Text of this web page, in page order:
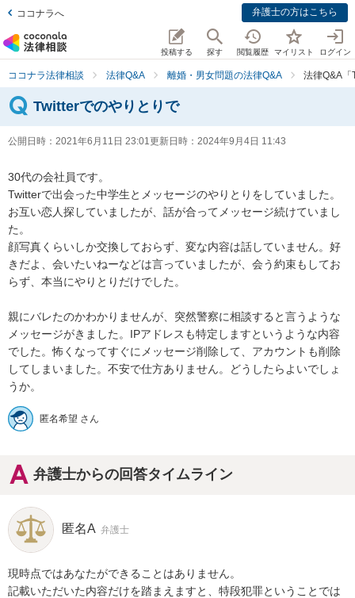
ココナラへ 弁護士の方はこちら
投稿する 探す 閲覧履歴 マイリスト ログイン
ココナラ法律相談 法律Q&A 離婚・男女問題の法律Q&A 法律Q&A「
Twitterでのやりとりで
公開日時： 2021年6月11日 23:01更新日時： 2024年9月4日 11:43
30代の会社員です。
Twitterで出会った中学生とメッセージのやりとりをしていました。
お互い恋人探していましたが、話が合ってメッセージ続けていまし
た。
顔写真くらいしか交換しておらず、変な内容は話していません。好
きだよ、会いたいねーなどは言っていましたが、会う約束もしてお
らず、本当にやりとりだけでした。
親にバレたのかわかりませんが、突然警察に相談すると言うような
メッセージがきました。IPアドレスも特定しますというような内容
でした。怖くなってすぐにメッセージ削除して、アカウントも削除
してしまいました。不安で仕方ありません。どうしたらよいでしょ
うか。
匿名希望 さん
弁護士からの回答タイムライン
匿名A 弁護士
現時点ではあなたができることはありません。
記載いただいた内容だけを踏まえますと、特段犯罪ということでは